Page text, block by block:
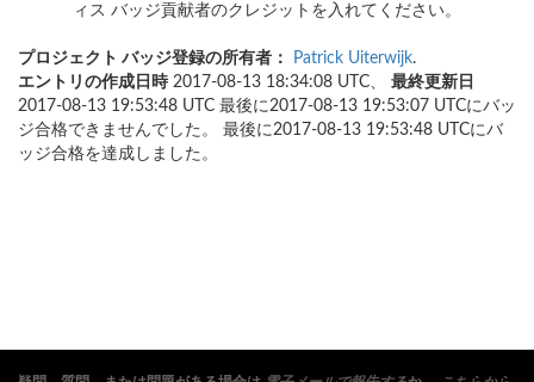
ィス バッジ貢献者のクレジットを入れてください。
プロジェクト バッジ登録の所有者： Patrick Uiterwijk.
エントリの作成日時 2017-08-13 18:34:08 UTC、 最終更新日
2017-08-13 19:53:48 UTC 最後に2017-08-13 19:53:07 UTCにバッ
ジ合格できませんでした。 最後に2017-08-13 19:53:48 UTCにバ
ッジ合格を達成しました。